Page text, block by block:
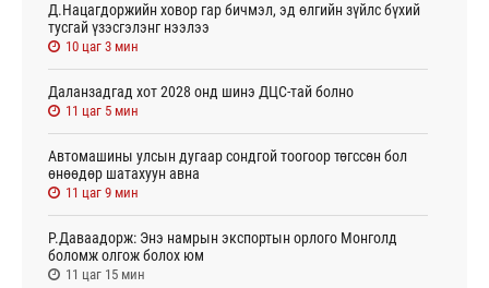
Д.Нацагдоржийн ховор гар бичмэл, эд өлгийн зүйлс бүхий
тусгай үзэсгэлэнг нээлээ
10 цаг 3 мин
Даланзадгад хот 2028 онд шинэ ДЦС-тай болно
11 цаг 5 мин
Автомашины улсын дугаар сондгой тоогоор төгссөн бол
өнөөдөр шатахуун авна
11 цаг 9 мин
Р.Даваадорж: Энэ намрын экспортын орлого Монголд
боломж олгож болох юм
11 цаг 15 мин